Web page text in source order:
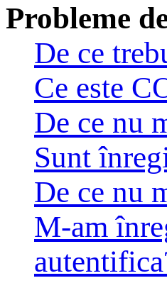
Probleme
De ce
Ce este
De ce nu
Sunt
De ce nu
M-am